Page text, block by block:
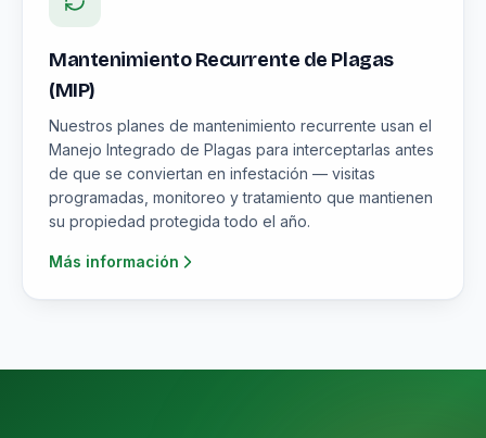
Mantenimiento Recurrente de Plagas
(MIP)
Nuestros planes de mantenimiento recurrente usan el
Manejo Integrado de Plagas para interceptarlas antes
de que se conviertan en infestación — visitas
programadas, monitoreo y tratamiento que mantienen
su propiedad protegida todo el año.
Más información